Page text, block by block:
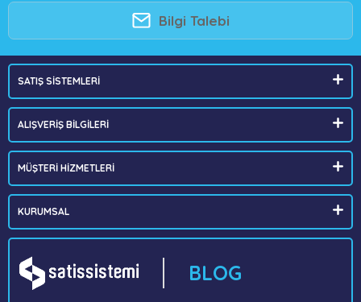
Bilgi Talebi
SATIŞ SİSTEMLERİ
ALIŞVERİŞ BİLGİLERİ
MÜŞTERİ HİZMETLERİ
KURUMSAL
BLOG